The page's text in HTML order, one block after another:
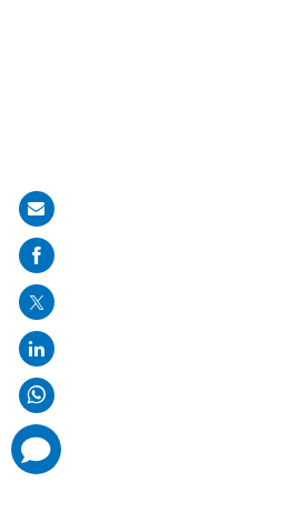
Share
on
mail
comments
added